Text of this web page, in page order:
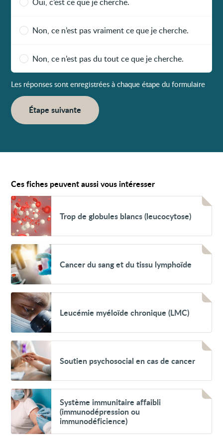
Non, ce n’est pas vraiment ce que je cherche.
Non, ce n’est pas du tout ce que je cherche.
Les réponses sont enregistrées à chaque étape du formulaire
Étape suivante
Ces fiches peuvent aussi vous intéresser
Voir
Trop
de
globules
blancs
Trop de globules blancs (leucocytose)
Voir
Cancer
du
sang
et
tissu
lymphoïde
Cancer du sang et du tissu lymphoïde
Voir
Leucémie
myéloïde
chronique
(LMC)
Leucémie myéloïde chronique (LMC)
Voir
Soutien
psychosocial
en
cas
cancer
Soutien psychosocial en cas de cancer
Voir
Système
immunitaire
affaibli
(immunodépression
ou
Système immunitaire affaibli
(immunodépression ou
immunodéficience)